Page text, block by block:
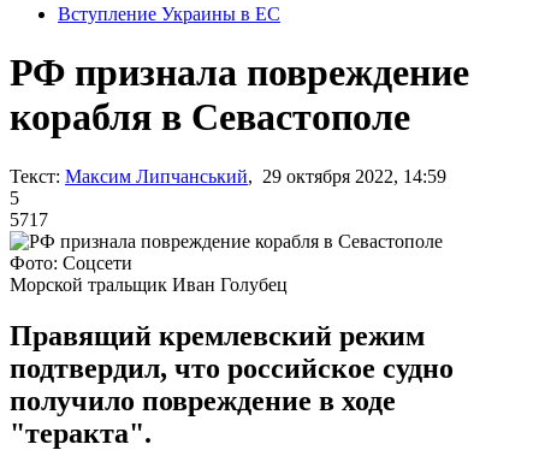
Вступление Украины в ЕС
РФ признала повреждение
корабля в Севастополе
Текст: Максим Липчанський, 29 октября 2022, 14:59
5
5717
Фото: Соцсети
Морской тральщик Иван Голубец
Правящий кремлевский режим
подтвердил, что российское судно
получило повреждение в ходе
"теракта".